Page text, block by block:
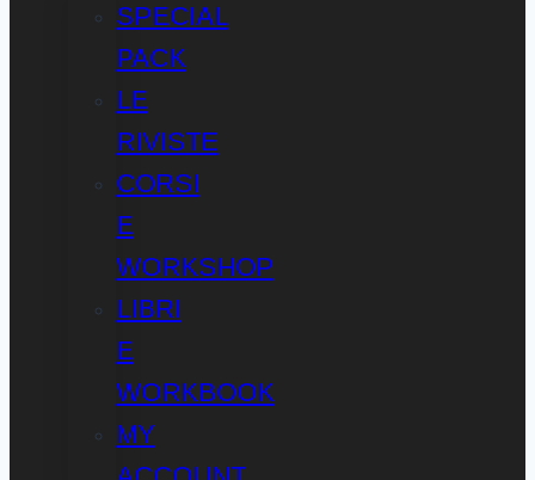
SPECIAL
PACK
LE
RIVISTE
CORSI
E
WORKSHOP
LIBRI
E
WORKBOOK
MY